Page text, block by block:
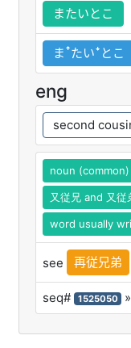
またいとこ
まꜛたいꜜとこ
eng
second
noun
又従兄 and 又従
word usually
see 再従兄弟
seq# 1525050